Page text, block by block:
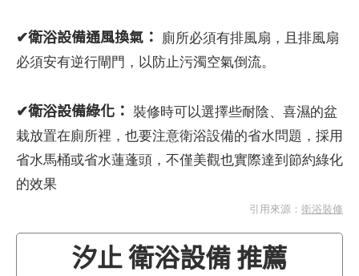
✔衛浴設備通風換氣： 廁所必須有排風扇，且排風扇
必須安有逆行閘門，以防止污濁空氣倒流。
✔衛浴設備綠化： 裝修時可以選擇些耐陰、喜濕的盆
栽放置在廁所裡，也要注意衛浴設備的省水問題，採用
省水馬桶或省水蓮蓬頭，不僅美觀也實際達到節約綠化
的效果
引用來源： 衛浴裝修
汐止 衛浴設備 推薦